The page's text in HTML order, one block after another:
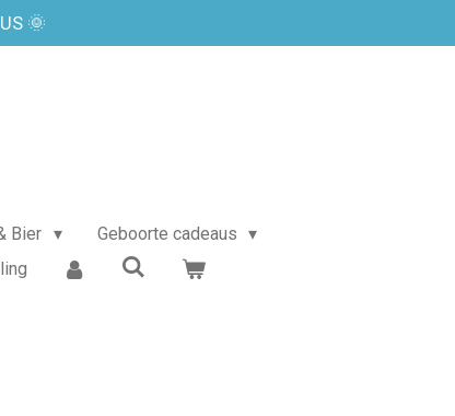
🌞
Bier
Geboorte cadeaus